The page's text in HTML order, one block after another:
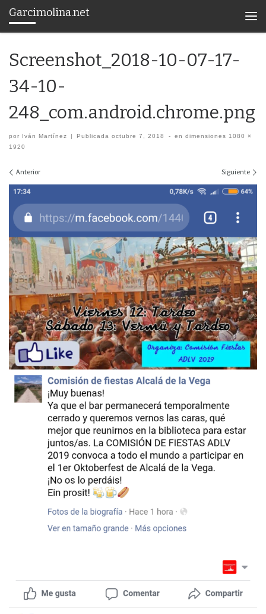
Saltar al contenido
Garcimolina.net
Screenshot_2018-10-07-17-
34-10-
248_com.android.chrome.png
por Iván Martínez | Publicadaoctubre 7, 2018 - en dimensiones 1080 ×
1920
Navegación de imágenes
Anterior Siguiente